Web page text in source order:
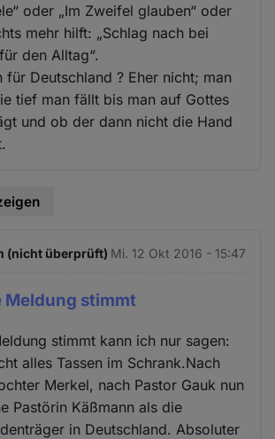
oder „Im Zweifel glauben“ oder
mehr hilft: „Schlag nach bei
den Alltag“.
für Deutschland ? Eher nicht; man
tief man fällt bis man auf Gottes
und ob der dann nicht die Hand
(nicht überprüft) Mi. 12 Okt 2016 - 15:47
Meldung stimmt
stimmt kann ich nur sagen:
alles Tassen im Schrank.Nach
Merkel, nach Pastor Gauk nun
Pastörin Käßmann als die
in Deutschland. Absoluter